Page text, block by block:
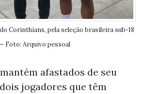
Corinthians, pela seleção brasileira sub-18
Foto: Arquivo pessoal
afastados de seu
jogadores que têm